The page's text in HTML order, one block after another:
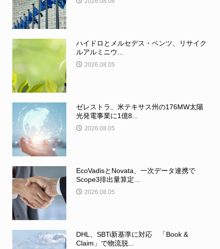
ハイドロとメルセデス・ベンツ、リサイク
ルアルミニウ...
2026.08.05
ゼレストラ、米テキサス州の176MW太陽
光発電事業に1億8...
2026.08.05
EcoVadisとNovata、一次データ連携で
Scope3排出量算定...
2026.08.05
DHL、SBTi新基準に対応 「Book &
Claim」で物流脱...